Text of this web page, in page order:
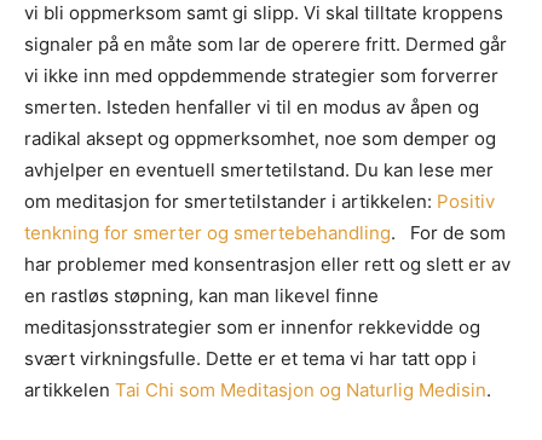
vi bli oppmerksom samt gi slipp. Vi skal tilltate kroppens
signaler på en måte som lar de operere fritt. Dermed går
vi ikke inn med oppdemmende strategier som forverrer
smerten. Isteden henfaller vi til en modus av åpen og
radikal aksept og oppmerksomhet, noe som demper og
avhjelper en eventuell smertetilstand. Du kan lese mer
om meditasjon for smertetilstander i artikkelen: Positiv
tenkning for smerter og smertebehandling. For de som
har problemer med konsentrasjon eller rett og slett er av
en rastløs støpning, kan man likevel finne
meditasjonsstrategier som er innenfor rekkevidde og
svært virkningsfulle. Dette er et tema vi har tatt opp i
artikkelen Tai Chi som Meditasjon og Naturlig Medisin.